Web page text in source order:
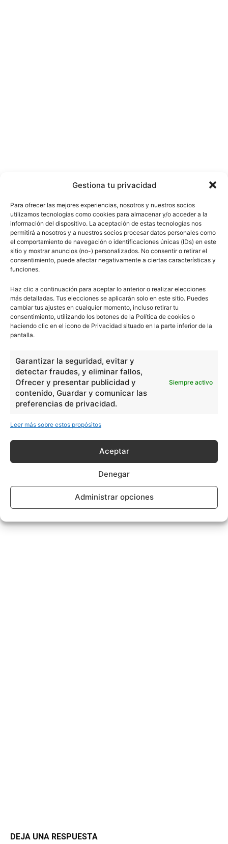
Gestiona tu privacidad
Para ofrecer las mejores experiencias, nosotros y nuestros socios
utilizamos tecnologías como cookies para almacenar y/o acceder a la
información del dispositivo. La aceptación de estas tecnologías nos
permitirá a nosotros y a nuestros socios procesar datos personales como
el comportamiento de navegación o identificaciones únicas (IDs) en este
sitio y mostrar anuncios (no-) personalizados. No consentir o retirar el
consentimiento, puede afectar negativamente a ciertas características y
funciones.
Haz clic a continuación para aceptar lo anterior o realizar elecciones
más detalladas. Tus elecciones se aplicarán solo en este sitio. Puedes
cambiar tus ajustes en cualquier momento, incluso retirar tu
consentimiento, utilizando los botones de la Política de cookies o
haciendo clic en el icono de Privacidad situado en la parte inferior de la
pantalla.
Garantizar la seguridad, evitar y
detectar fraudes, y eliminar fallos,
Ofrecer y presentar publicidad y
contenido, Guardar y comunicar las
preferencias de privacidad.
Siempre activo
Leer más sobre estos propósitos
Aceptar
Denegar
Administrar opciones
DEJA UNA RESPUESTA